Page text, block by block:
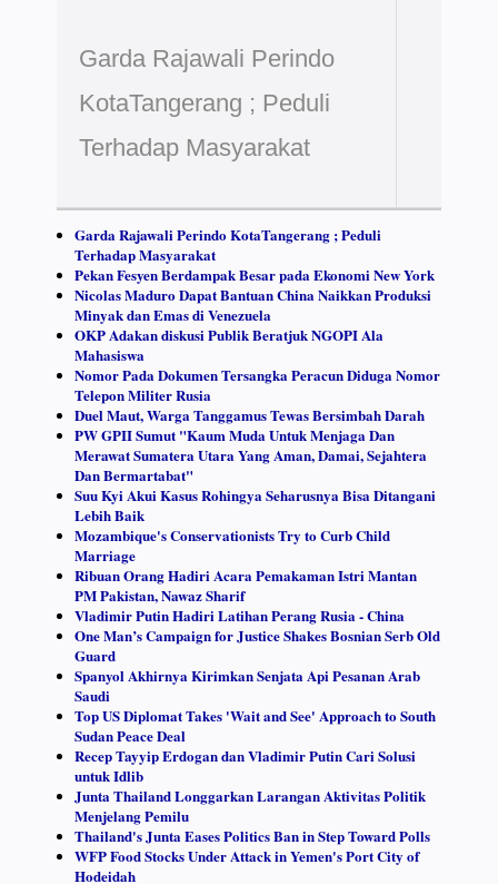
Garda Rajawali Perindo
KotaTangerang ; Peduli
Terhadap Masyarakat
Garda Rajawali Perindo KotaTangerang ; Peduli
Terhadap Masyarakat
Pekan Fesyen Berdampak Besar pada Ekonomi New York
Nicolas Maduro Dapat Bantuan China Naikkan Produksi
Minyak dan Emas di Venezuela
OKP Adakan diskusi Publik Beratjuk NGOPI Ala
Mahasiswa
Nomor Pada Dokumen Tersangka Peracun Diduga Nomor
Telepon Militer Rusia
Duel Maut, Warga Tanggamus Tewas Bersimbah Darah
PW GPII Sumut "Kaum Muda Untuk Menjaga Dan
Merawat Sumatera Utara Yang Aman, Damai, Sejahtera
Dan Bermartabat"
Suu Kyi Akui Kasus Rohingya Seharusnya Bisa Ditangani
Lebih Baik
Mozambique's Conservationists Try to Curb Child
Marriage
Ribuan Orang Hadiri Acara Pemakaman Istri Mantan
PM Pakistan, Nawaz Sharif
Vladimir Putin Hadiri Latihan Perang Rusia - China
One Man’s Campaign for Justice Shakes Bosnian Serb Old
Guard
Spanyol Akhirnya Kirimkan Senjata Api Pesanan Arab
Saudi
Top US Diplomat Takes 'Wait and See' Approach to South
Sudan Peace Deal
Recep Tayyip Erdogan dan Vladimir Putin Cari Solusi
untuk Idlib
Junta Thailand Longgarkan Larangan Aktivitas Politik
Menjelang Pemilu
Thailand's Junta Eases Politics Ban in Step Toward Polls
WFP Food Stocks Under Attack in Yemen's Port City of
Hodeidah